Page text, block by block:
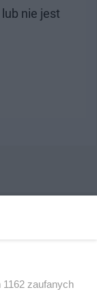
nie jest
Informacyjny Miasta
zaufanych